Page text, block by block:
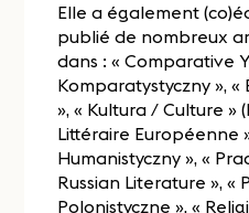
Elle a également
publié de nombreux
dans : « Comparative
Komparatystyczny », «
», « Kultura / Culture »
Littéraire Européenne
Humanistyczny », «
Russian Literature », «
Polonistyczne », «